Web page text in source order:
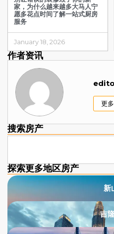
家，为什么越来越多大马人宁
愿多花点时间了解一站式厨房
服务
January 18, 2026
作者资讯
更
搜索房产
探索更多地区房产​
新
吉